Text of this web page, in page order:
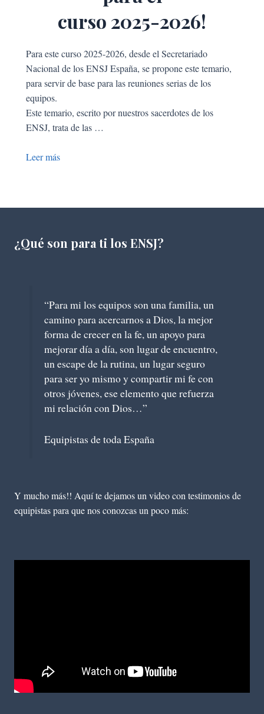
curso 2025-2026!
Para este curso 2025-2026, desde el Secretariado
Nacional de los ENSJ España, se propone este temario,
para servir de base para las reuniones serias de los
equipos.
Este temario, escrito por nuestros sacerdotes de los
ENSJ, trata de las …
Leer más
¿Qué son para ti los ENSJ?
“Para mi los equipos son una familia, un
camino para acercarnos a Dios, la mejor
forma de crecer en la fe, un apoyo para
mejorar día a día, son lugar de encuentro,
un escape de la rutina, un lugar seguro
para ser yo mismo y compartir mi fe con
otros jóvenes, ese elemento que refuerza
mi relación con Dios…”
Equipistas de toda España
Y mucho más!! Aquí te dejamos un video con testimonios de
equipistas para que nos conozcas un poco más: